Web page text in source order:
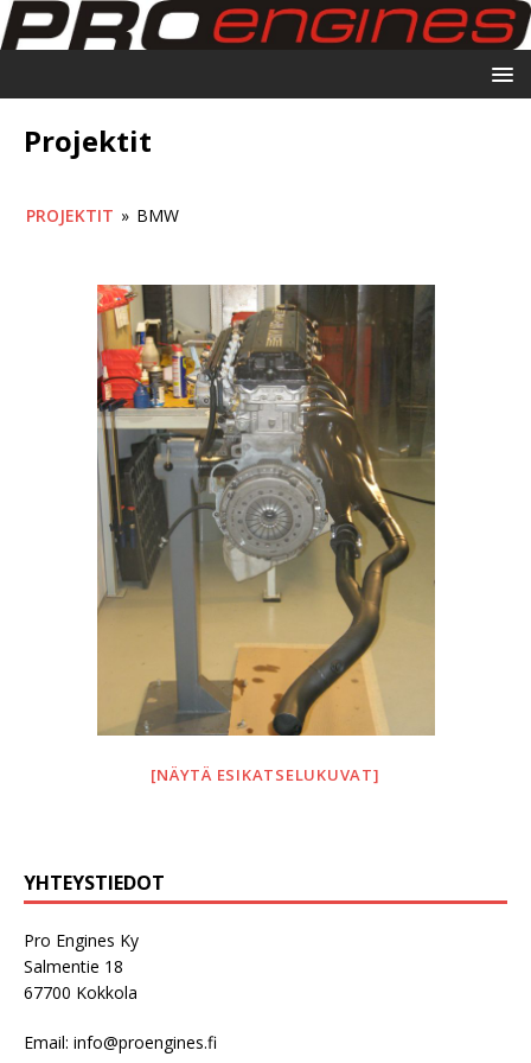
Projektit
PROJEKTIT » BMW
[NÄYTÄ ESIKATSELUKUVAT]
YHTEYSTIEDOT
Pro Engines Ky
Salmentie 18
67700 Kokkola
Email: info@proengines.fi